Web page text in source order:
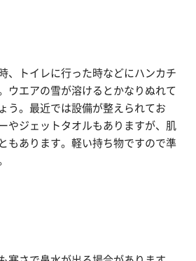
、トイレに行った時などにハンカチ
ウエアの雪が溶けるとかなりぬれて
う。最近では設備が整えられてお
やジェットタオルもありますが、肌
もあります。軽い持ち物ですので準